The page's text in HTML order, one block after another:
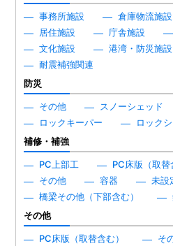
事務所施設 倉庫物流施設
居住施設
庁舎施設
文化施設
港湾・防災施設
耐震補強関連
防災
その他 スノーシェッド
ロックキーパー
ロック
補修・補強
PC上部工 PC床版（取替
その他
容器
未設
橋梁その他（下部含む）
その他
PC床版（取替含む）
そ